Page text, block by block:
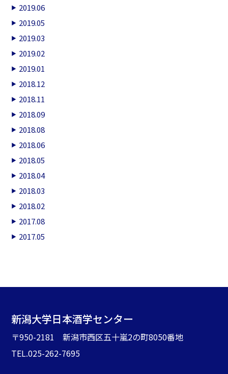
2019.06
2019.05
2019.03
2019.02
2019.01
2018.12
2018.11
2018.09
2018.08
2018.06
2018.05
2018.04
2018.03
2018.02
2017.08
2017.05
新潟大学日本酒学センター
〒950-2181 新潟市西区五十嵐2の町8050番地
TEL.025-262-7695